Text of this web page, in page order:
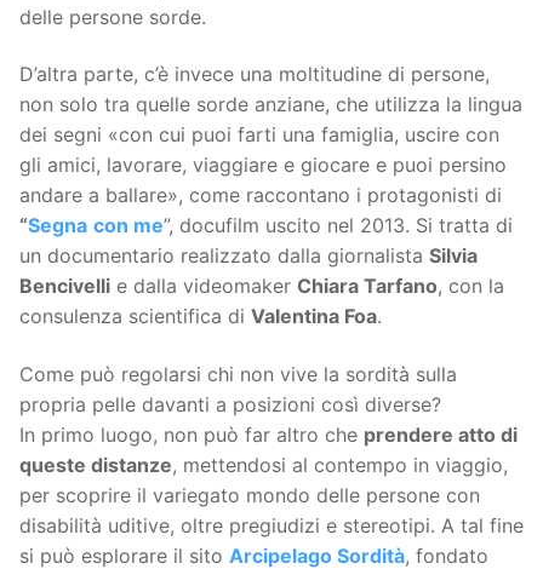
delle persone sorde.
D’altra parte, c’è invece una moltitudine di persone,
non solo tra quelle sorde anziane, che utilizza la lingua
dei segni «con cui puoi farti una famiglia, uscire con
gli amici, lavorare, viaggiare e giocare e puoi persino
andare a ballare», come raccontano i protagonisti di
“Segna con me”, docufilm uscito nel 2013. Si tratta di
un documentario realizzato dalla giornalista Silvia
Bencivelli e dalla videomaker Chiara Tarfano, con la
consulenza scientifica di Valentina Foa.
Come può regolarsi chi non vive la sordità sulla
propria pelle davanti a posizioni così diverse?
In primo luogo, non può far altro che prendere atto di
queste distanze, mettendosi al contempo in viaggio,
per scoprire il variegato mondo delle persone con
disabilità uditive, oltre pregiudizi e stereotipi. A tal fine
si può esplorare il sito Arcipelago Sordità, fondato